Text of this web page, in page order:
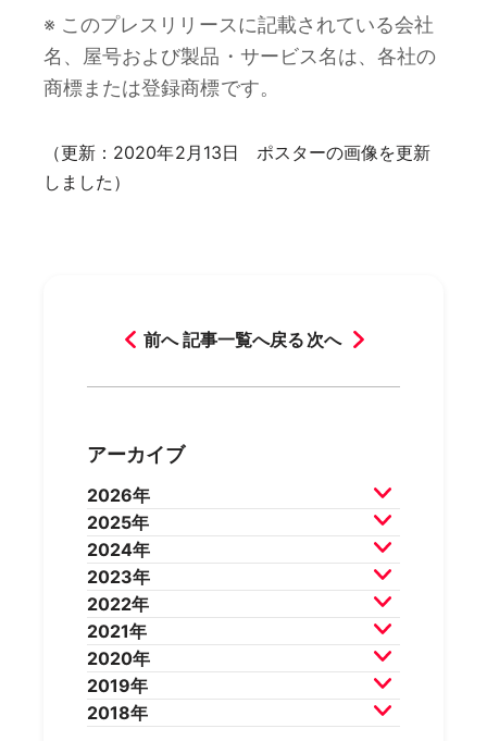
※ このプレスリリースに記載されている会社
名、屋号および製品・サービス名は、各社の
商標または登録商標です。
（更新：2020年2月13日 ポスターの画像を更新
しました）
前へ 記事一覧へ戻る 次へ
アーカイブ
2026年
2026年7月 2026年6月
2026年5月 2026年4月
2026年3月 2026年2月
2025年
2025年12月2025年11月
2025年10月2025年9月
2025年8月 2025年7月
2025年6月
2025年4月
2025年2月
2024年
2024年12月2024年11月
2024年10月2024年9月
2024年8月 2024年7月
2024年6月
2024年4月
2024年2月
2023年
2023年12月2023年11月
2023年10月2023年9月
2023年8月 2023年7月
2023年6月
2023年4月
2022年
2022年12月2022年11月
2022年10月2022年9月
2022年8月 2022年7月
2022年6月
2021年
2021年12月2021年11月
2021年10月2021年9月
2021年8月 2021年7月
2020年
2020年12月2020年11月
2020年10月2020年9月
2019年
2019年12月2019年11月
2018年